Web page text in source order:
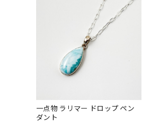
一点物 ラリマー ドロップ ペン
ダント